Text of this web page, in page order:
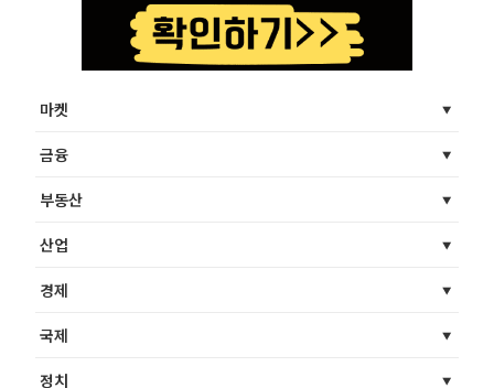
마켓
금융
부동산
산업
경제
국제
정치